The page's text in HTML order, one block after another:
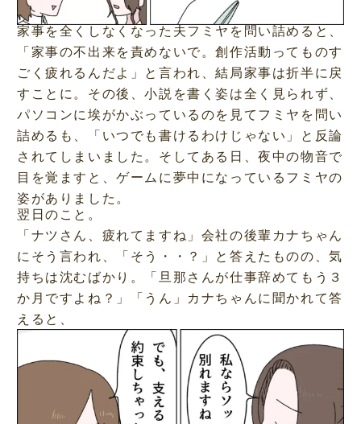
家事を全くしなくなった夫フミヤを問い詰めると、
「家事の不出来を責めないで。創作活動ってものす
ごく疲れるんだよ」と言われ、結局家事は折半に戻
すことに。その後、小説を書く姿は全く見られず、
パソコンに埃がかぶっているのを見てフミヤを問い
詰めるも、「いつでも書けるわけじゃない」と反論
されてしまいました。そしてある日、夜中の物音で
目を覚ますと、ゲームに夢中になっているフミヤの
姿がありました。
翌日のこと。
「ナツさん、疲れてますね」会社の後輩カナちゃん
にそう言われ、「そう・・？」と答えたものの、気
持ちは沈むばかり。「旦那さんが仕事辞めてもう３
か月ですよね？」「うん」カナちゃんに聞かれて答
えると、